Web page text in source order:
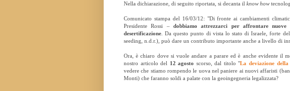
Nella dichiarazione, di seguito riportata, si decanta il know how
Comunicato stampa del 16/03/12: "Di fronte ai cambiamenti
Presidente Rossi – dobbiamo attrezzarci per affrontare
desertificazione. Da questo punto di vista lo stato di Israele, forte
seeding, n.d.r.), può dare un contributo importante anche a livello di
Ora, è chiaro dove si vuole andare a parare ed è anche evidente il
nostro articolo del 12 agosto scorso, dal titolo "La deviazione
vedere che stiamo rompendo le uova nel paniere ai nuovi affaristi
Monti) che faranno soldi a palate con la geoingegneria legalizzata?